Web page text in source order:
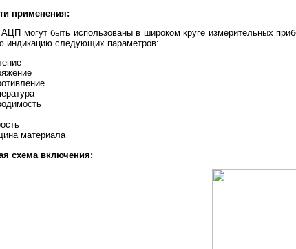
применения:
могут быть использованы в широком круге измерительных
индикацию следующих параметров:
материала
схема включения: